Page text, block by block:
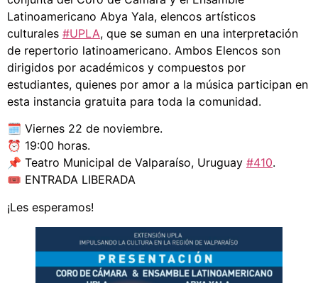
Latinoamericano Abya Yala, elencos artísticos
culturales #UPLA, que se suman en una interpretación
de repertorio latinoamericano. Ambos Elencos son
dirigidos por académicos y compuestos por
estudiantes, quienes por amor a la música participan en
esta instancia gratuita para toda la comunidad.
🗓️ Viernes 22 de noviembre.
⏰ 19:00 horas.
📌 Teatro Municipal de Valparaíso, Uruguay #410.
🎟️ ENTRADA LIBERADA
¡Les esperamos!